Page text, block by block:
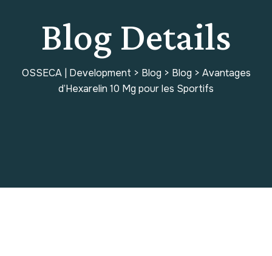
Blog Details
OSSECA | Development > Blog > Blog > Avantages
d’Hexarelin 10 Mg pour les Sportifs